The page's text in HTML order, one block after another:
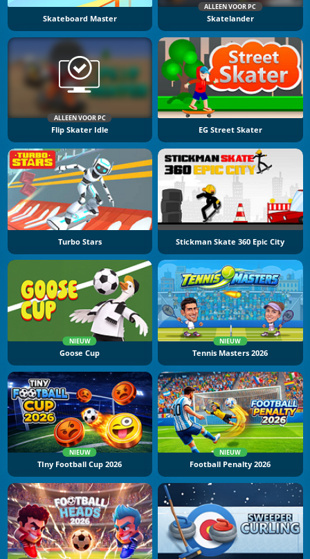
Skateboard Master
ALLEEN VOOR PC
Skatelander
ALLEEN VOOR PC
Flip Skater Idle EG Street Skater
Turbo Stars Stickman Skate 360 Epic City
NIEUW
Goose Cup
NIEUW
Tennis Masters 2026
NIEUW
TIny Football Cup 2026
NIEUW
Football Penalty 2026